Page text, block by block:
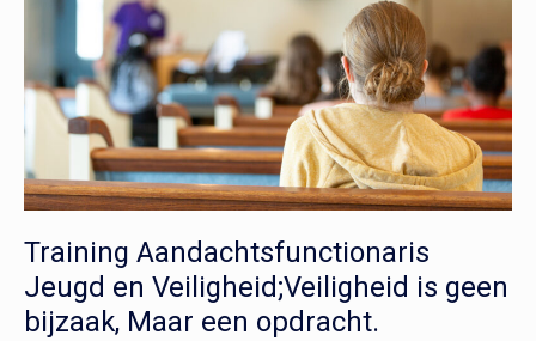
jongeren?
Training Aandachtsfunctionaris
Jeugd en Veiligheid;Veiligheid is geen
bijzaak, Maar een opdracht.